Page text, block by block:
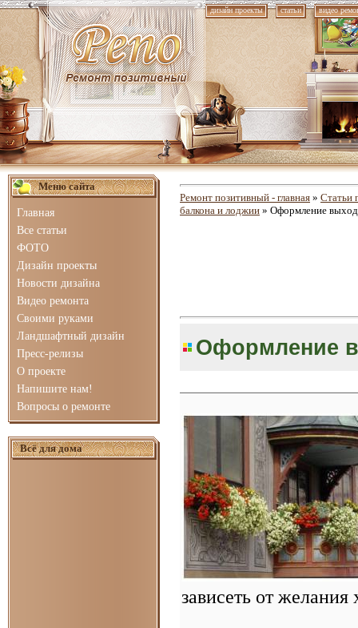
дизайн проекты статьи видео
Меню сайта
Главная
Все статьи
ФОТО
Дизайн проекты
Новости дизайна
Видео ремонта
Своими руками
Ландшафтный дизайн
Пресс-релизы
О проекте
Напишите нам!
Вопросы о ремонте
Всё для дома
Ремонт позитивный - главная » Статьи
балкона и лоджии » Оформление
Оформление
зависеть от желания